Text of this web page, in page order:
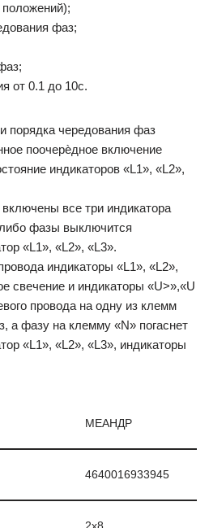
фаз;
от 0.1 до 10с.
порядка чередования фаз
поочерѐдное включение
индикаторов «L1», «L2»,
все три индикатора
фазы выключится
«L1», «L2», «L3».
индикаторы «L1», «L2»,
свечение и индикаторы «U>»,«U
провода на одну из клемм
а фазу на клемму «N» погаснет
«L1», «L2», «L3», индикаторы
МЕАНДР
4640016933945